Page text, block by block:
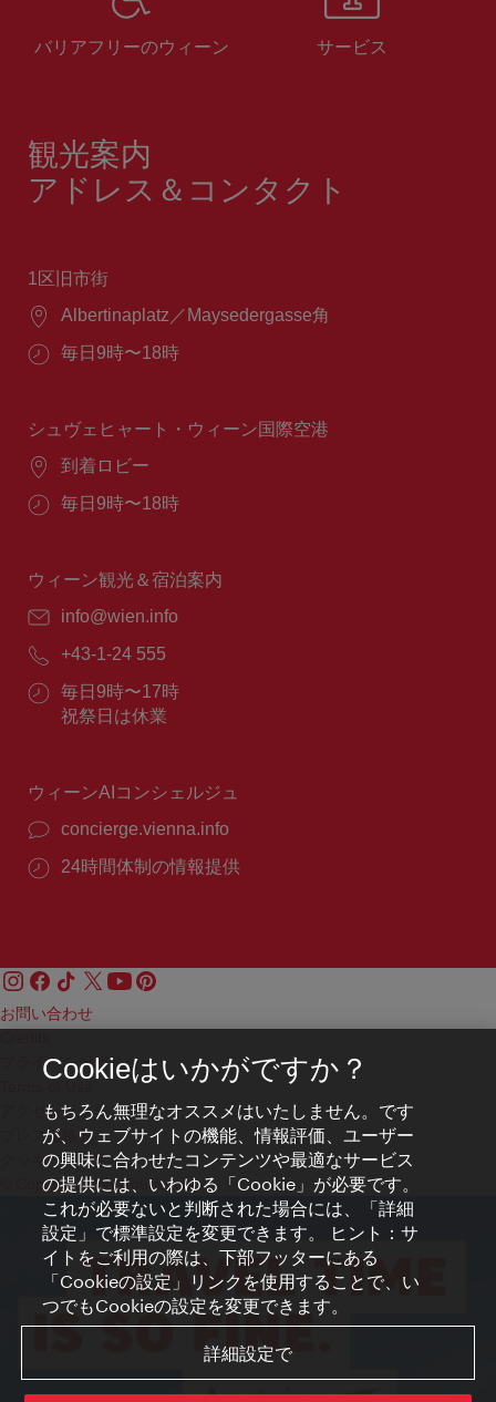
バリアフリーのウィーン サービス
観光案内
アドレス＆コンタクト
1区旧市街
場
Albertinaplatz／Maysedergasse角
営
間：
毎日9時〜18時
シュヴェヒャート・ウィーン国際空港
場
到着ロビー
営
間：
毎日9時〜18時
ウィーン観光＆宿泊案内
E
ー
ル：
info@wien.info
電
番
号：
+43-1-24 555
営
業
毎日9時〜17時
祝祭日は休業
ウィーンAIコンシェルジュ
concierge.vienna.info
24時間体制の情報提供
お問い合わせ
プライバシーポリシー
アクセシビリティ
プレス連絡先
クッキーの設定
© Copyright WienTourismus
Cookieはいかがですか？
もちろん無理なオススメはいたしません。です
が、ウェブサイトの機能、情報評価、ユーザー
の興味に合わせたコンテンツや最適なサービス
の提供には、いわゆる「Cookie」が必要です。
これが必要ないと判断された場合には、「詳細
設定」で標準設定を変更できます。 ヒント：サ
イトをご利用の際は、下部フッターにある
「Cookieの設定」リンクを使用することで、い
つでもCookieの設定を変更できます。
詳細設定で